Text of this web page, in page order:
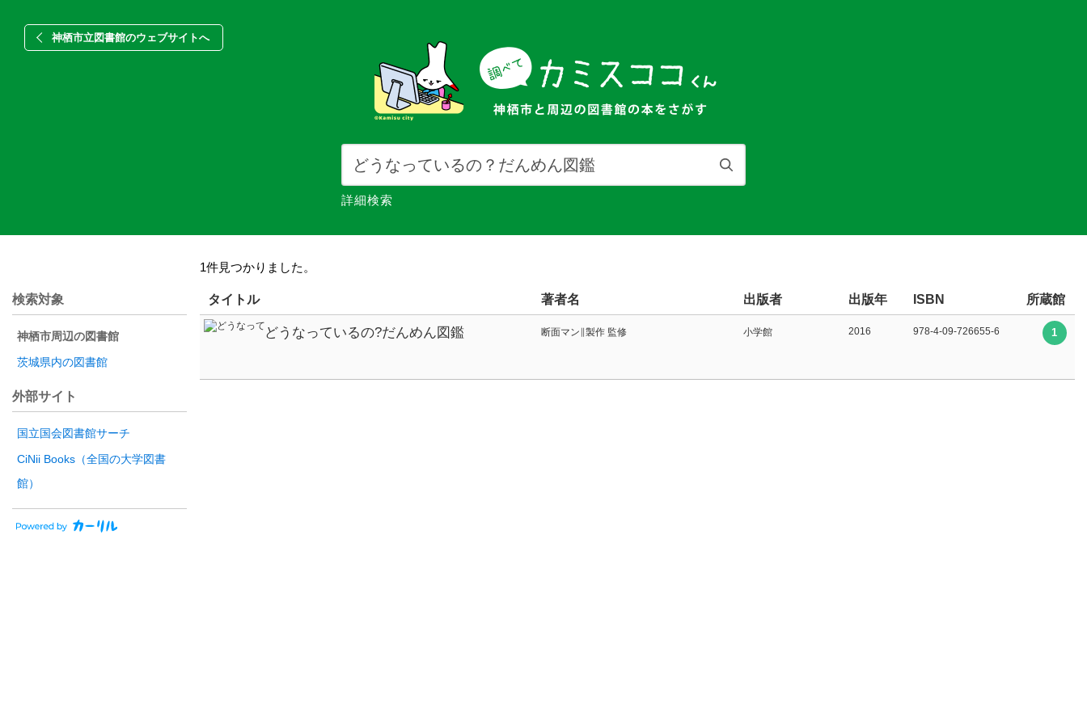
神栖市立図書館のウェブサイトへ
詳細検索
1件見つかりました。
タイトル 著者名 出版者 出版年 ISBN 所蔵館
どうなっているの?だんめん図鑑 断面マン∥製作 監修 小学館 2016 978-4-09-726655-6 1
検索対象
神栖市周辺の図書館
茨城県内の図書館
外部サイト
国立国会図書館サーチ
CiNii Books（全国の大学図書
館）